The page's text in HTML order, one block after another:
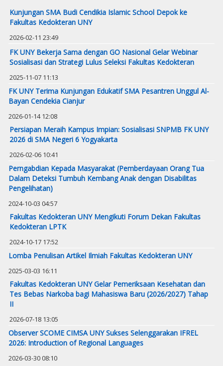
Kunjungan SMA Budi Cendikia Islamic School Depok ke
Fakultas Kedokteran UNY
2026-02-11 23:49
FK UNY Bekerja Sama dengan GO Nasional Gelar Webinar
Sosialisasi dan Strategi Lulus Seleksi Fakultas Kedokteran
2025-11-07 11:13
FK UNY Terima Kunjungan Edukatif SMA Pesantren Unggul Al-
Bayan Cendekia Cianjur
2026-01-14 12:08
Persiapan Meraih Kampus Impian: Sosialisasi SNPMB FK UNY
2026 di SMA Negeri 6 Yogyakarta
2026-02-06 10:41
Perngabdian Kepada Masyarakat (Pemberdayaan Orang Tua
Dalam Deteksi Tumbuh Kembang Anak dengan Disabilitas
Pengelihatan)
2024-10-03 04:57
Fakultas Kedokteran UNY Mengikuti Forum Dekan Fakultas
Kedokteran LPTK
2024-10-17 17:52
Lomba Penulisan Artikel Ilmiah Fakultas Kedokteran UNY
2025-03-03 16:11
Fakultas Kedokteran UNY Gelar Pemeriksaan Kesehatan dan
Tes Bebas Narkoba bagi Mahasiswa Baru (2026/2027) Tahap
II
2026-07-18 13:05
Observer SCOME CIMSA UNY Sukses Selenggarakan IFREL
2026: Introduction of Regional Languages
2026-03-30 08:10